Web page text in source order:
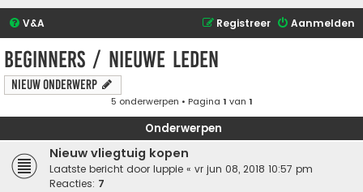
V&A Aanmelden
Registreer
Beginners / Nieuwe leden
Nieuw onderwerp
5 onderwerpen • Pagina 1 van 1
Onderwerpen
Nieuw vliegtuig kopen
Laatste bericht door luppie « vr jun 08, 2018 10:57 pm
Reacties: 7